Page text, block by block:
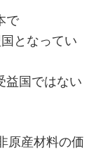
で
となってい
益国ではない
原産材料の価